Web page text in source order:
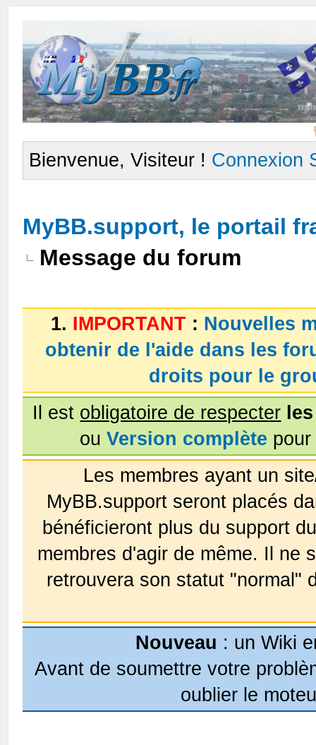
Bienvenue, Visiteur ! Connexion
MyBB.support, le portail
Message du forum
1. IMPORTANT : Nouvelles
obtenir de l'aide dans les
droits pour le
Il est obligatoire de respecter
ouVersion complète
Les membres ayant un
MyBB.support seront placés
bénéficieront plus du support
membres d'agir de même. Il ne
retrouvera son statut "normal"
Nouveau : un Wiki
Avant de soumettre votre
oublier le